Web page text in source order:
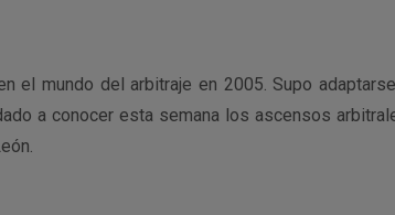
el mundo del arbitraje en 2005. Supo
a conocer esta semana los ascensos